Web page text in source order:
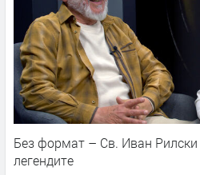
Без формат – Св. Иван
легендите